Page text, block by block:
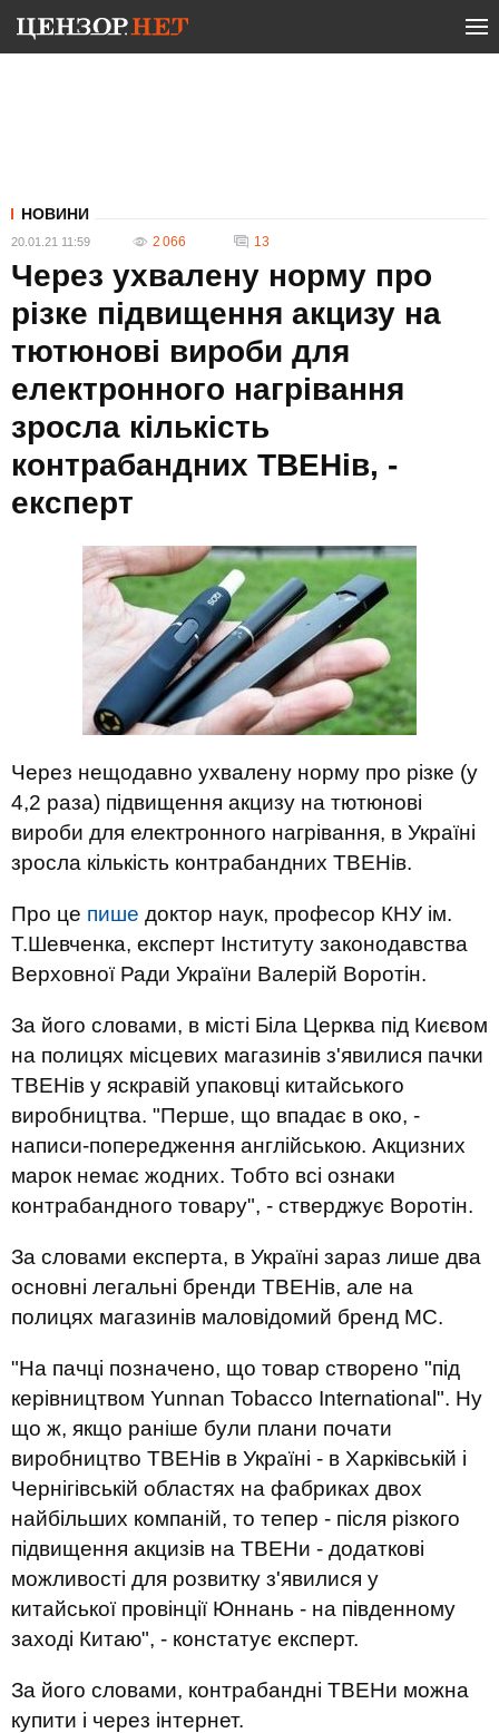
НОВИНИ
20.01.21 11:59 2 066 13
Через ухвалену норму про
різке підвищення акцизу на
тютюнові вироби для
електронного нагрівання
зросла кількість
контрабандних ТВЕНів, -
експерт
Через нещодавно ухвалену норму про різке (у
4,2 раза) підвищення акцизу на тютюнові
вироби для електронного нагрівання, в Україні
зросла кількість контрабандних ТВЕНів.
Про це пише доктор наук, професор КНУ ім.
Т.Шевченка, експерт Інституту законодавства
Верховної Ради України Валерій Воротін.
За його словами, в місті Біла Церква під Києвом
на полицях місцевих магазинів з'явилися пачки
ТВЕНів у яскравій упаковці китайського
виробництва. "Перше, що впадає в око, -
написи-попередження англійською. Акцизних
марок немає жодних. Тобто всі ознаки
контрабандного товару", - стверджує Воротін.
За словами експерта, в Україні зараз лише два
основні легальні бренди ТВЕНів, але на
полицях магазинів маловідомий бренд МС.
"На пачці позначено, що товар створено "під
керівництвом Yunnan Tobacco International". Ну
що ж, якщо раніше були плани почати
виробництво ТВЕНів в Україні - в Харківській і
Чернігівській областях на фабриках двох
найбільших компаній, то тепер - після різкого
підвищення акцизів на ТВЕНи - додаткові
можливості для розвитку з'явилися у
китайської провінції Юннань - на південному
заході Китаю", - констатує експерт.
За його словами, контрабандні ТВЕНи можна
купити і через інтернет.